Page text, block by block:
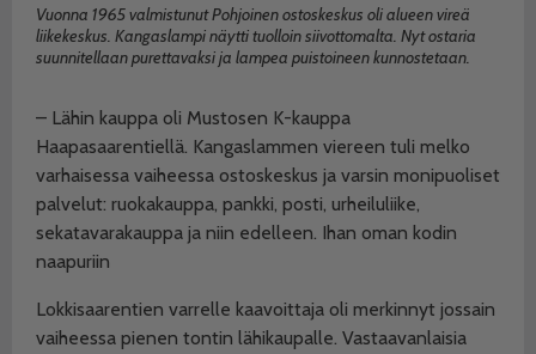
Vuonna 1965 valmistunut Pohjoinen ostoskeskus oli alueen vireä
liikekeskus. Kangaslampi näytti tuolloin siivottomalta. Nyt ostaria
suunnitellaan purettavaksi ja lampea puistoineen kunnostetaan.
– Lähin kauppa oli Mustosen K-kauppa
Haapasaarentiellä. Kangaslammen viereen tuli melko
varhaisessa vaiheessa ostoskeskus ja varsin monipuoliset
palvelut: ruokakauppa, pankki, posti, urheiluliike,
sekatavarakauppa ja niin edelleen. Ihan oman kodin
naapuriin
Lokkisaarentien varrelle kaavoittaja oli merkinnyt jossain
vaiheessa pienen tontin lähikaupalle. Vastaavanlaisia